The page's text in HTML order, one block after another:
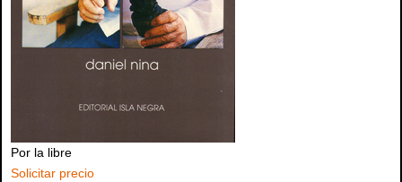
Por la libre
Solicitar precio